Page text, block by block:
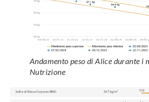
Andamento peso di Alice durante i
Nutrizione